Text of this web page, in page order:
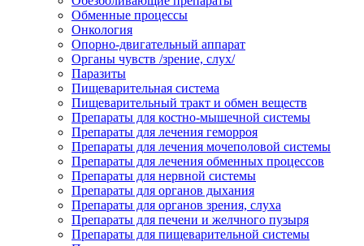
Обменные процессы
Онкология
Опорно-двигательный аппарат
Органы чувств /зрение, слух/
Паразиты
Пищеварительная система
Пищеварительный тракт и обмен веществ
Препараты для костно-мышечной системы
Препараты для лечения геморроя
Препараты для лечения мочеполовой системы
Препараты для лечения обменных процессов
Препараты для нервной системы
Препараты для органов дыхания
Препараты для органов зрения, слуха
Препараты для печени и желчного пузыря
Препараты для пищеварительной системы